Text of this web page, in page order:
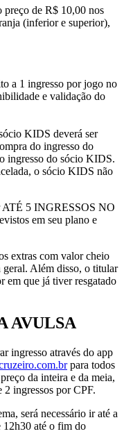
preço de R$ 10,00 nos
(inferior e superior),
a 1 ingresso por jogo no
e validação do
KIDS deverá ser
do ingresso do
ingresso do sócio KIDS.
o sócio KIDS não
ATÉ 5 INGRESSOS NO
em seu plano e
extras com valor cheio
geral. Além disso, o titular
em que já tiver resgatado
AVULSA
ingresso através do app
para todos
da inteira e da meia,
ingressos por CPF.
será necessário ir até a
até o fim do